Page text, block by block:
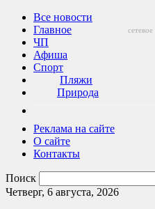
Все новости
Главное
ЧП
Афиша
Спорт
Пляжи
Природа
Реклама на сайте
О сайте
Контакты
Поиск
Четверг, 6 августа, 2026
сетевое